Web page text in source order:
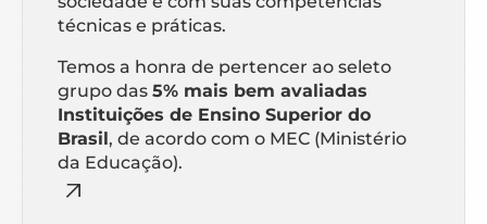
técnicas e práticas.
Temos a honra de pertencer ao seleto
grupo das 5% mais bem avaliadas
Instituições de Ensino Superior do
Brasil, de acordo com o MEC (Ministério
da Educação).